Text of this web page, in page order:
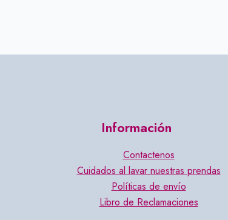
Información
Contactenos
Cuidados al lavar nuestras prendas
Políticas de envío
Libro de Reclamaciones